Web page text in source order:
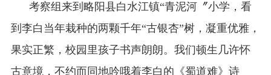
考察组来到略阳县白水江镇“青泥河〞小学，看
到李白当年栽种的两颗千年“古银杏”树，凝重优雅，
果实正繁，校园里孩子书声朗朗。我们顿生几许怀
古意境，不约而同地吟哦着李白的《蜀道难》诗